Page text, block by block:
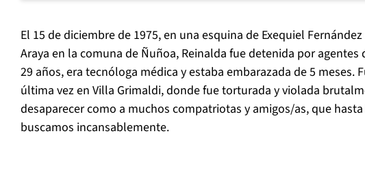
El 15 de diciembre de 1975, en una esquina de Exequiel
Araya en la comuna de Ñuñoa, Reinalda fue detenida por agentes
29 años, era tecnóloga médica y estaba embarazada de 5 meses.
última vez en Villa Grimaldi, donde fue torturada y violada
desaparecer como a muchos compatriotas y amigos/as, que
buscamos incansablemente.